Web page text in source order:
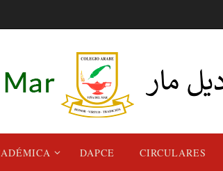
DAPCE CIRCULARES